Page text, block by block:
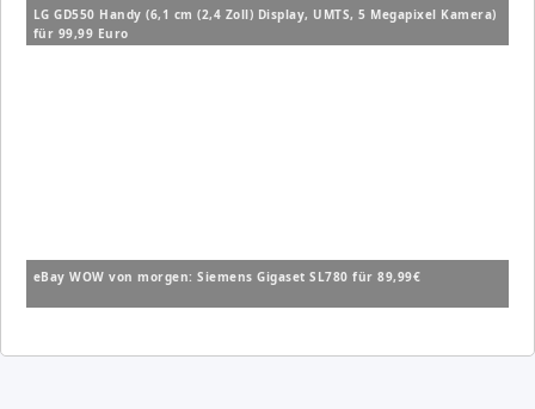
LG GD550 Handy (6,1 cm (2,4 Zoll) Display, UMTS, 5 Megapixel Kamera)
für 99,99 Euro
eBay WOW von morgen: Siemens Gigaset SL780 für 89,99€